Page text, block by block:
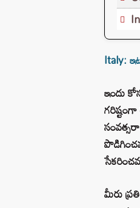
Italy:
ఇందు
మీరు